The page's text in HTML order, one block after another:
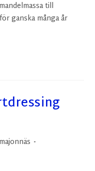
till
ganska många år